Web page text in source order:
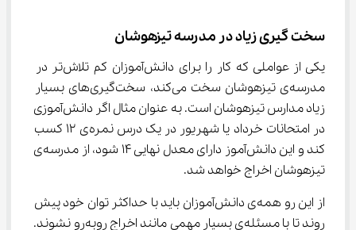
سخت گیری زیاد در مدرسه تیزهوشان
یکی از عواملی که کار را برای دانش‌آموزان کم‌ تلاش‌تر در
مدرسه‌ی تیزهوشان سخت می‌کند، سخت‌گیری‌های بسیار
زیاد مدارس تیزهوشان است. به عنوان مثال اگر دانش‌آموزی
در امتحانات خرداد یا شهریور در یک درس نمره‌ی 12 کسب
کند و این دانش‌آموز دارای معدل نهایی 14 شود، از مدرسه‌ی
تیزهوشان اخراج خواهد شد.
از این رو همه‌ی دانش‌آموزان باید با حداکثر توان خود پیش
روند تا با مسئله‌ی بسیار مهمی مانند اخراج روبه‌رو نشوند.